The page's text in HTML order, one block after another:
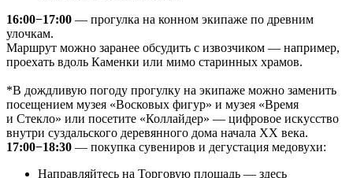
16:00−17:00 — прогулка на конном экипаже по древним
улочкам.
Маршрут можно заранее обсудить с извозчиком — например,
проехать вдоль Каменки или мимо старинных храмов.
*В дождливую погоду прогулку на экипаже можно заменить
посещением музея «Восковых фигур» и музея «Время
и Стекло» или посетите «Коллайдер» — цифровое искусство
внутри суздальского деревянного дома начала ХХ века.
17:00−18:30 — покупка сувениров и дегустация медовухи:
Направляйтесь на Торговую площадь — здесь